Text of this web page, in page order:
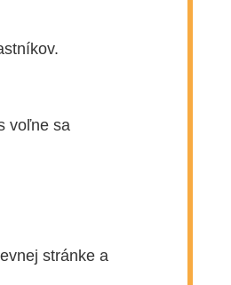
voľne sa
stránke a